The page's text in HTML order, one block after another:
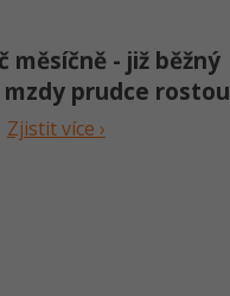
měsíčně - již běžný
prudce rostou
Zjistit více ›